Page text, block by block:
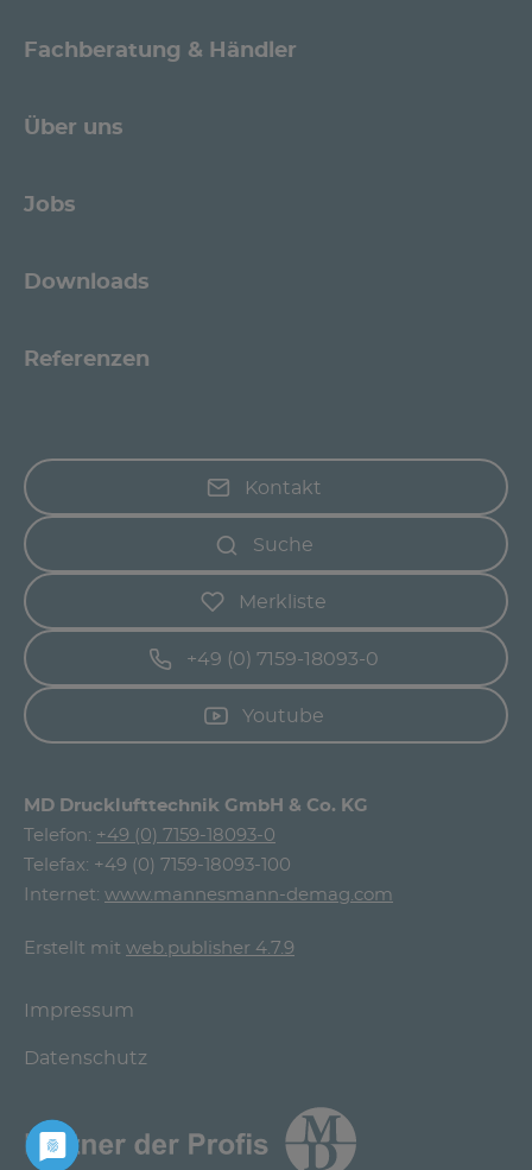
Fachberatung & Händler
Über uns
Jobs
Downloads
Referenzen
Kontakt
Suche
Merkliste
+49 (0) 7159-18093-0
Youtube
MD Drucklufttechnik GmbH & Co. KG
Telefon: +49 (0) 7159-18093-0
Telefax: +49 (0) 7159-18093-100
Internet: www.mannesmann-demag.com
Erstellt mit web.publisher 4.7.9
Impressum
Datenschutz